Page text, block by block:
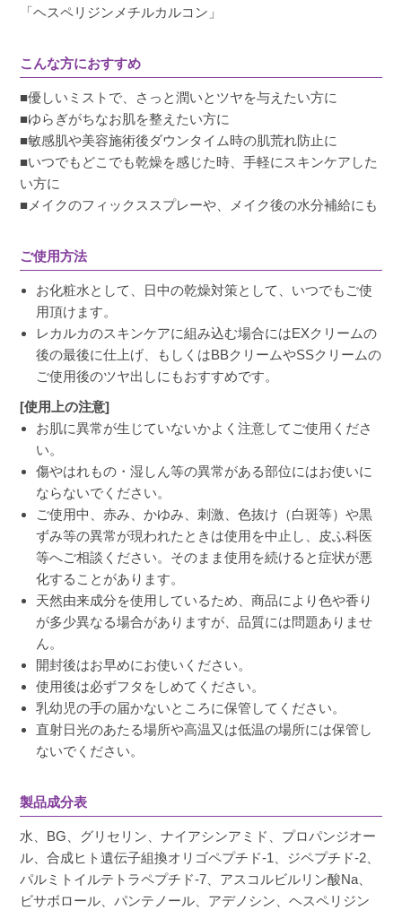
「ヘスペリジンメチルカルコン」
こんな方におすすめ
■優しいミストで、さっと潤いとツヤを与えたい方に
■ゆらぎがちなお肌を整えたい方に
■敏感肌や美容施術後ダウンタイム時の肌荒れ防止に
■いつでもどこでも乾燥を感じた時、手軽にスキンケアした
い方に
■メイクのフィックススプレーや、メイク後の水分補給にも
ご使用方法
お化粧水として、日中の乾燥対策として、いつでもご使
用頂けます。
レカルカのスキンケアに組み込む場合にはEXクリームの
後の最後に仕上げ、もしくはBBクリームやSSクリームの
ご使用後のツヤ出しにもおすすめです。
[使用上の注意]
お肌に異常が生じていないかよく注意してご使用くださ
い。
傷やはれもの・湿しん等の異常がある部位にはお使いに
ならないでください。
ご使用中、赤み、かゆみ、刺激、色抜け（白斑等）や黒
ずみ等の異常が現われたときは使用を中止し、皮ふ科医
等へご相談ください。そのまま使用を続けると症状が悪
化することがあります。
天然由来成分を使用しているため、商品により色や香り
が多少異なる場合がありますが、品質には問題ありませ
ん。
開封後はお早めにお使いください。
使用後は必ずフタをしめてください。
乳幼児の手の届かないところに保管してください。
直射日光のあたる場所や高温又は低温の場所には保管し
ないでください。
製品成分表
水、BG、グリセリン、ナイアシンアミド、プロパンジオー
ル、合成ヒト遺伝子組換オリゴペプチド-1、ジペプチド-2、
パルミトイルテトラペプチド-7、アスコルビルリン酸Na、
ビサボロール、パンテノール、アデノシン、ヘスペリジン